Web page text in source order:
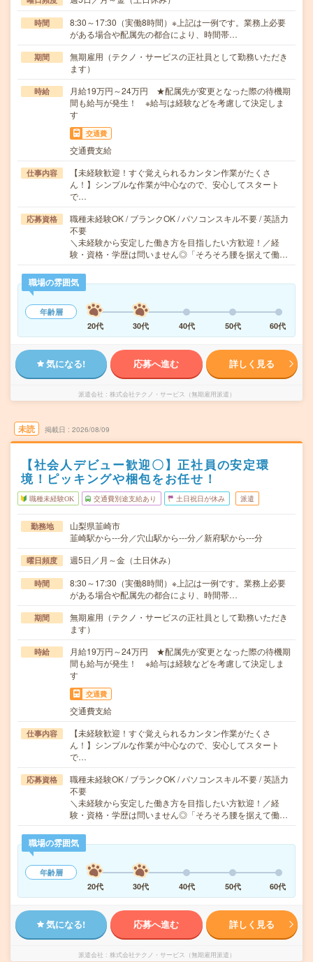
時間
8:30～17:30（実働8時間）※上記は一例です。業務上必要
がある場合や配属先の都合により、時間帯…
期間
無期雇用（テクノ・サービスの正社員として勤務いただき
ます）
時給
月給19万円～24万円 ★配属先が変更となった際の待機期
間も給与が発生！ ※給与は経験などを考慮して決定しま
す
交通費
交通費支給
仕事内容
【未経験歓迎！すぐ覚えられるカンタン作業がたくさ
ん！】シンプルな作業が中心なので、安心してスタート
で…
応募資格
職種未経験OK / ブランクOK / パソコンスキル不要 / 英語力
不要
＼未経験から安定した働き方を目指したい方歓迎！／経
験・資格・学歴は問いません◎「そろそろ腰を据えて働…
職場の雰囲気
年齢層
20代
30代 40代 50代 60代
気になる! 応募へ進む 詳しく見る
派遣会社 株式会社テクノ・サービス（無期雇用派遣）
未読 掲載日 2026/08/09
【社会人デビュー歓迎〇】正社員の安定環
境！ピッキングや梱包をお任せ！
職種未経験OK 交通費別途支給あり 土日祝日が休み 派遣
勤務地
山梨県韮崎市
韮崎駅から---分／穴山駅から---分／新府駅から---分
曜日頻度 週5日／月～金（土日休み）
時間
8:30～17:30（実働8時間）※上記は一例です。業務上必要
がある場合や配属先の都合により、時間帯…
期間
無期雇用（テクノ・サービスの正社員として勤務いただき
ます）
時給
月給19万円～24万円 ★配属先が変更となった際の待機期
間も給与が発生！ ※給与は経験などを考慮して決定しま
す
交通費
交通費支給
仕事内容
【未経験歓迎！すぐ覚えられるカンタン作業がたくさ
ん！】シンプルな作業が中心なので、安心してスタート
で…
応募資格
職種未経験OK / ブランクOK / パソコンスキル不要 / 英語力
不要
＼未経験から安定した働き方を目指したい方歓迎！／経
験・資格・学歴は問いません◎「そろそろ腰を据えて働…
職場の雰囲気
年齢層
20代
30代 40代 50代 60代
気になる! 応募へ進む 詳しく見る
派遣会社 株式会社テクノ・サービス（無期雇用派遣）